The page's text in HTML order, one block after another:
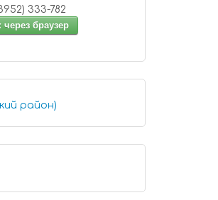
+7 (3952) 333-782
через браузер
район)